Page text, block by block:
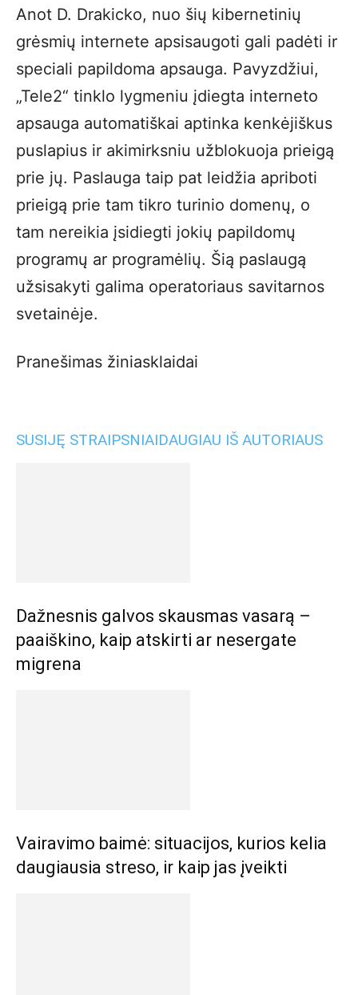
Anot D. Drakicko, nuo šių kibernetinių
grėsmių internete apsisaugoti gali padėti ir
speciali papildoma apsauga. Pavyzdžiui,
„Tele2“ tinklo lygmeniu įdiegta interneto
apsauga automatiškai aptinka kenkėjiškus
puslapius ir akimirksniu užblokuoja prieigą
prie jų. Paslauga taip pat leidžia apriboti
prieigą prie tam tikro turinio domenų, o
tam nereikia įsidiegti jokių papildomų
programų ar programėlių. Šią paslaugą
užsisakyti galima operatoriaus savitarnos
svetainėje.
Pranešimas žiniasklaidai
SUSIJĘ STRAIPSNIAIDAUGIAU IŠ AUTORIAUS
Dažnesnis galvos skausmas vasarą –
paaiškino, kaip atskirti ar nesergate
migrena
Vairavimo baimė: situacijos, kurios kelia
daugiausia streso, ir kaip jas įveikti